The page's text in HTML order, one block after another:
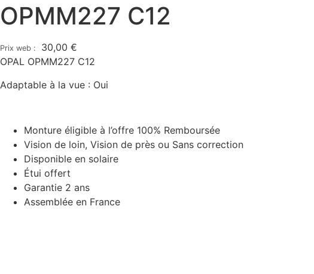
OPMM227 C12
30,00 €
OPAL OPMM227 C12
Adaptable à la vue : Oui
Monture éligible à l’offre 100% Remboursée
Vision de loin, Vision de près ou Sans correction
Disponible en solaire
Étui offert
Garantie 2 ans
Assemblée en France